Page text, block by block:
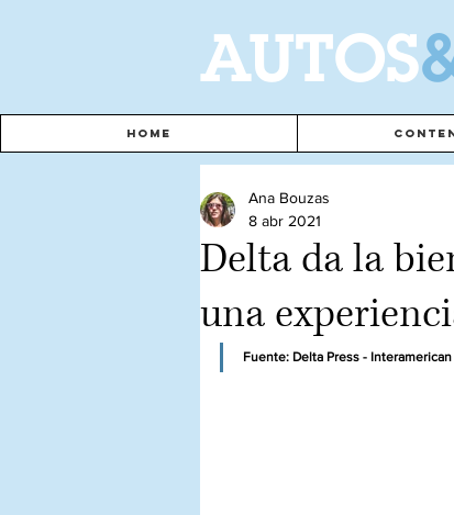
AUTOS
Home
Delta da la
una
Ana Bouzas
8 abr 2021
Fuente: Delta Press - Interamerican